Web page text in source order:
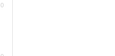
0